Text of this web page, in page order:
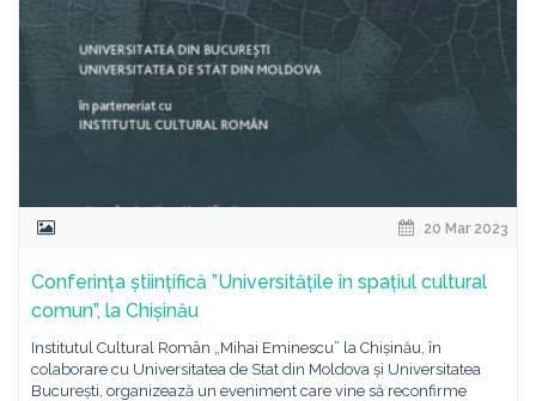
20 Mar 2023
Conferința științifică ”Universitățile în spațiul cultural
comun”, la Chișinău
Institutul Cultural Român „Mihai Eminescu” la Chișinău, în
colaborare cu Universitatea de Stat din Moldova și Universitatea
București, organizează un eveniment care vine să reconfirme